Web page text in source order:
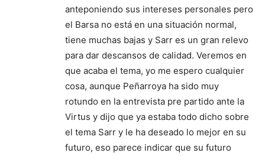
anteponiendo sus intereses personales pero
el Barsa no está en una situación normal,
tiene muchas bajas y Sarr es un gran relevo
para dar descansos de calidad. Veremos en
que acaba el tema, yo me espero cualquier
cosa, aunque Peñarroya ha sido muy
rotundo en la entrevista pre partido ante la
Virtus y dijo que ya estaba todo dicho sobre
el tema Sarr y le ha deseado lo mejor en su
futuro, eso parece indicar que su futuro